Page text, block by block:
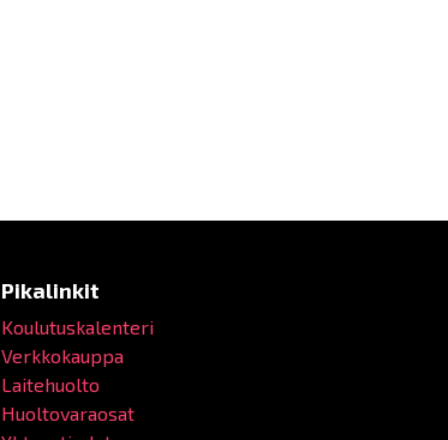
Pikalinkit
Koulutuskalenteri
Verkkokauppa
Laitehuolto
Huoltovaraosat